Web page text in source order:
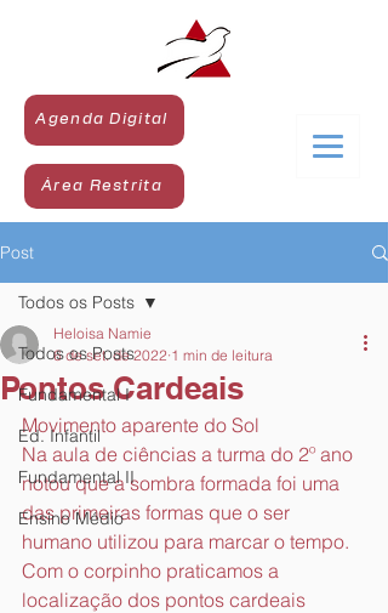
Agenda Digital
Área Restrita
Post
Todos os Posts
Fundamental I
Ed. Infantil
Fundamental II
Ensino Médio
Todos os Posts
Pontos Cardeais
Heloisa Namie
6 de set. de 2022 1 min de leitura
Movimento aparente do Sol
Na aula de ciências a turma do 2º ano
notou que a sombra formada foi uma
das primeiras formas que o ser
humano utilizou para marcar o tempo.
Com o corpinho praticamos a
localização dos pontos cardeais